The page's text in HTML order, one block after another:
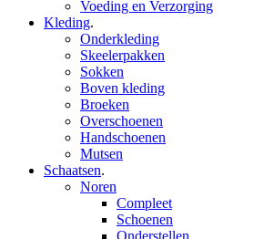
Voeding en Verzorging
Kleding.
Onderkleding
Skeelerpakken
Sokken
Boven kleding
Broeken
Overschoenen
Handschoenen
Mutsen
Schaatsen.
Noren
Compleet
Schoenen
Onderstellen